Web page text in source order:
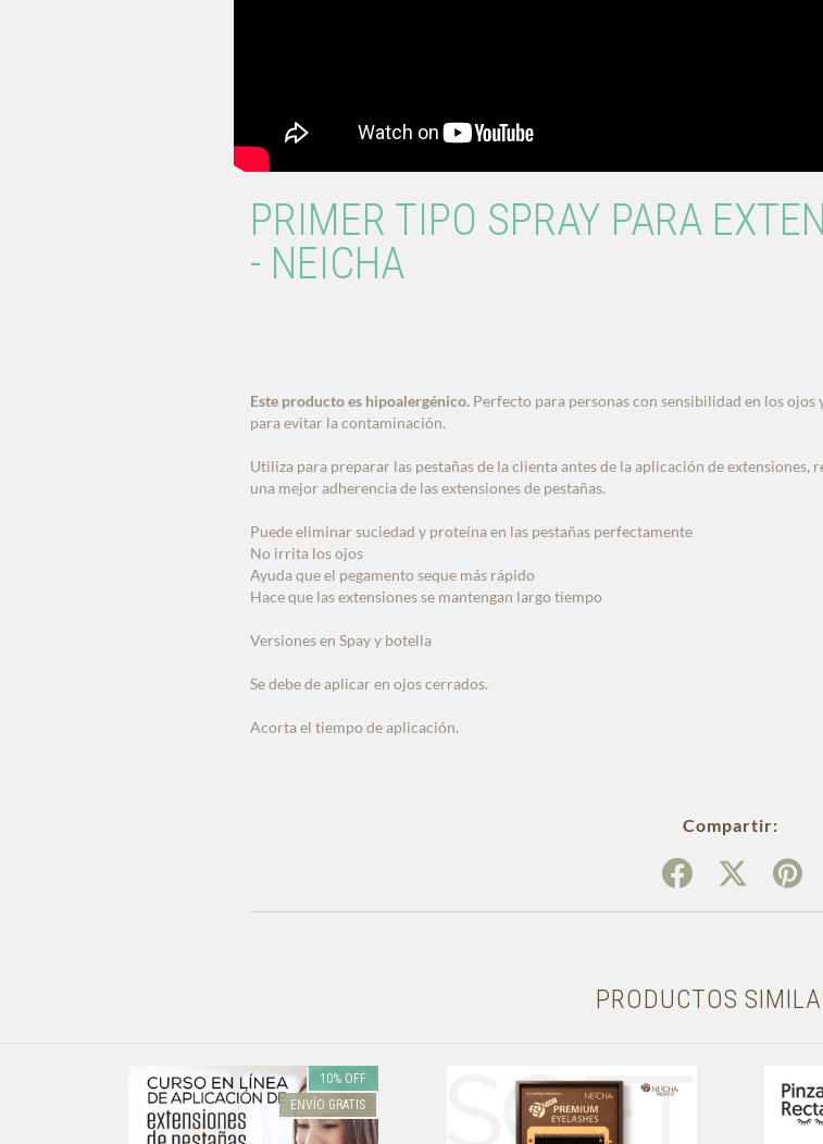
PRIMER TIPO SPRAY PARA
- NEICHA
Este producto es hipoalergénico.Perfecto para personas con sensibilidad en los ojos
para evitar la contaminación.
Utiliza para preparar las pestañas de la clienta antes de la aplicación de extensiones,
una mejor adherencia de las extensiones de pestañas.
Puede eliminar suciedad y proteína en las pestañas perfectamente
No irrita los ojos
Ayuda que el pegamento seque más rápido
Hace que las extensiones se mantengan largo tiempo
Versiones en Spay y botella
Se debe de aplicar en ojos cerrados.
Acorta el tiempo de aplicación.
Compartir:
PRODUCTOS
10% OFF
ENVÍO GRATIS